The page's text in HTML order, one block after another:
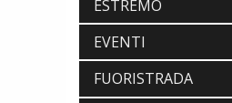
ESTREMO
EVENTI
FUORISTRADA